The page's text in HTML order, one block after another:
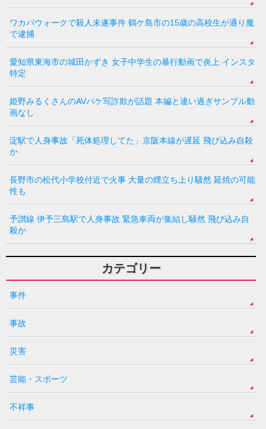
ワカバウォークで殺人未遂事件 鶴ケ島市の15歳の高校生が通り魔
で逮捕
愛知県東海市の城田かずき 女子中学生の暴行動画で炎上 インスタ
特定
姫野みるくさんのAVパケ写詐欺が話題 本編と違い過ぎサンプル動
画なし
淀駅で人身事故「死体処理してた」京阪本線が遅延 飛び込み自殺
か
長野市の松代小学校付近で火事 大量の煙立ち上り騒然 延焼の可能
性も
予讃線 伊予三島駅で人身事故 緊急車両が集結し騒然 飛び込み自
殺か
カテゴリー
事件
事故
災害
芸能・スポーツ
不祥事